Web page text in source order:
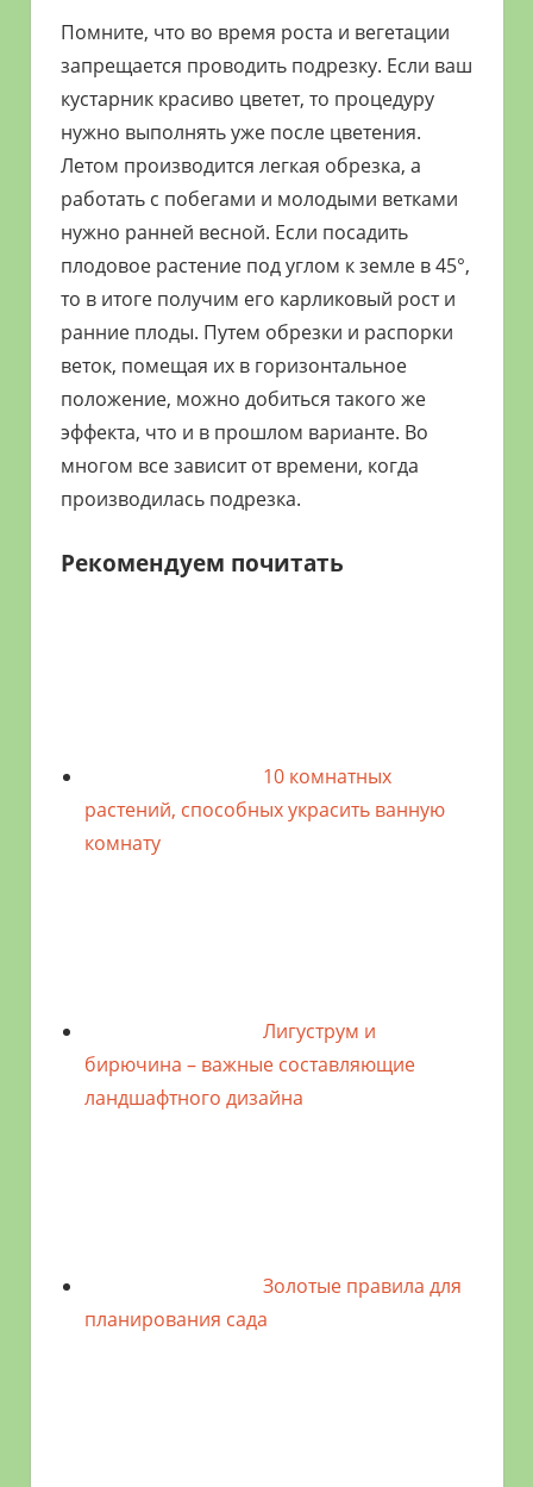
Помните, что во время роста и вегетации
запрещается проводить подрезку. Если ваш
кустарник красиво цветет, то процедуру
нужно выполнять уже после цветения.
Летом производится легкая обрезка, а
работать с побегами и молодыми ветками
нужно ранней весной. Если посадить
плодовое растение под углом к земле в 45°,
то в итоге получим его карликовый рост и
ранние плоды. Путем обрезки и распорки
веток, помещая их в горизонтальное
положение, можно добиться такого же
эффекта, что и в прошлом варианте. Во
многом все зависит от времени, когда
производилась подрезка.
Рекомендуем почитать
10 комнатных
растений, способных украсить ванную
комнату
Лигуструм и
бирючина – важные составляющие
ландшафтного дизайна
Золотые правила для
планирования сада